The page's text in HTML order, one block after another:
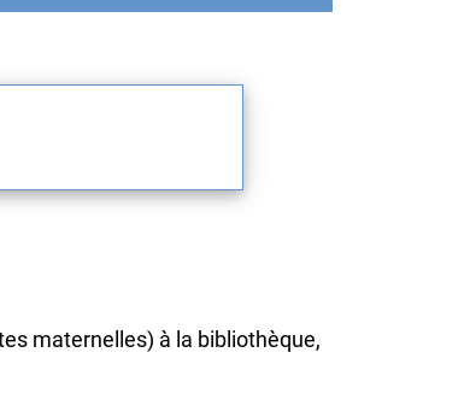
maternelles) à la bibliothèque,